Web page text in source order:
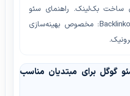
ساخت بک‌لینک. راهنمای سئو
فروشگاه اینترنتی از Backlinko: مخصوص بهینه‌سازی
گوگل برای مبتدیان مناسب